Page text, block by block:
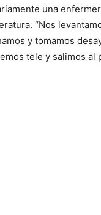
una
“Nos
y tomamos
tele y salimos al